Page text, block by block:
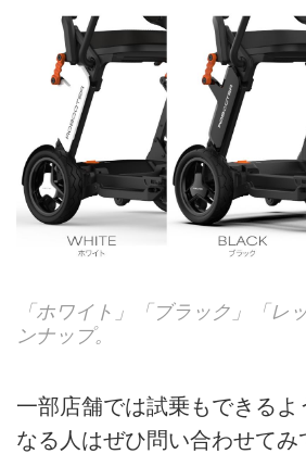
「ホワイト」「ブラック」「レ
ンナップ。
一部店舗では試乗もできるよ
なる人はぜひ問い合わせてみ